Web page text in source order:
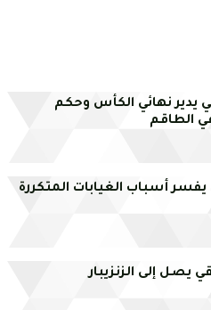
يدير نهائي الكأس وحكم
الطاقم
أسباب الغيابات المتكررة
يصل إلى الزنزيبار